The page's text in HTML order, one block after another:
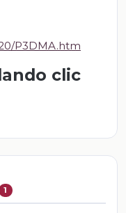
P3DMA.htm
clic
1